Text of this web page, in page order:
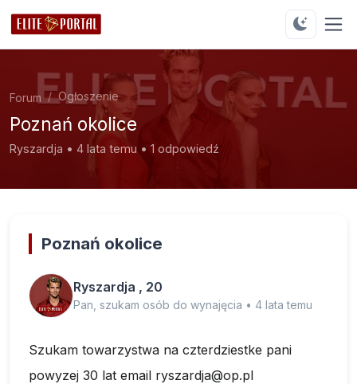
Forum Ogłoszenie
Poznań okolice
Ryszardja • 4 lata temu • 1 odpowiedź
Poznań okolice
Ryszardja , 20
Pan, szukam osób do wynajęcia • 4 lata temu
Szukam towarzystwa na czterdziestke pani
powyzej 30 lat email ryszardja@op.pl